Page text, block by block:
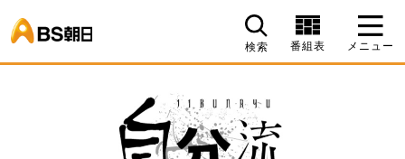
検索 番組表 メニュー